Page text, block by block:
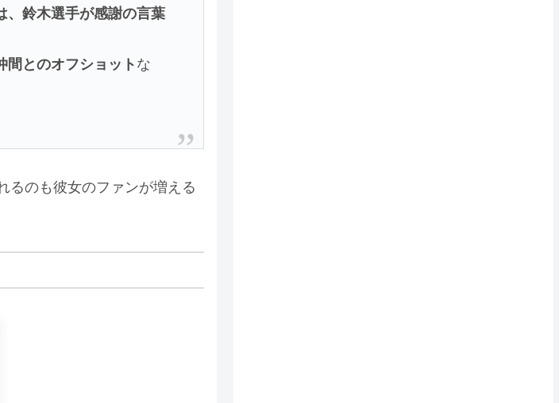
、鈴木選手が感謝の言葉
間とのオフショット な
るのも彼女のファンが増える